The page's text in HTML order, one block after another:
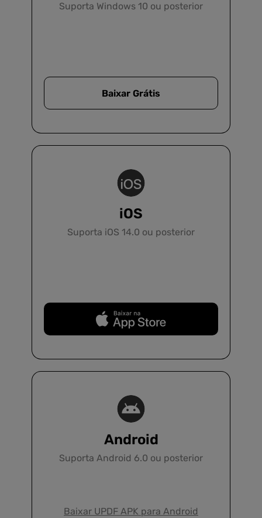
Suporta Windows 10 ou posterior
Baixar Grátis
iOS
Suporta iOS 14.0 ou posterior
Baixar Grátis
Android
Suporta Android 6.0 ou posterior
Baixar UPDF APK para Android